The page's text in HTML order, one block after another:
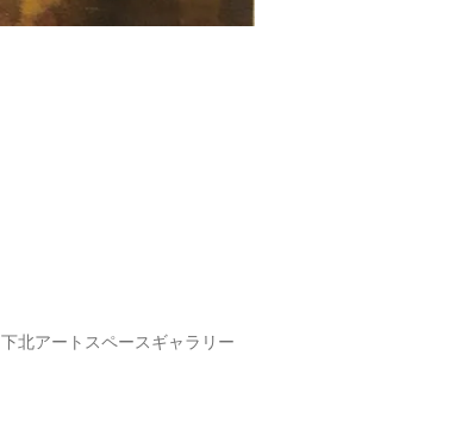
下北アートスペースギャラリー